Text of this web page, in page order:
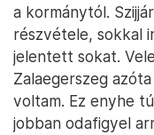
a kormánytól.
részvétele, sokkal
jelentett sokat.
Zalaegerszeg
voltam. Ez enyhe
jobban odafigyel